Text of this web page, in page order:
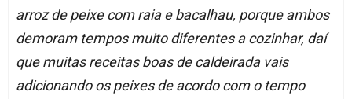
arroz de peixe com raia e bacalhau, porque ambos
demoram tempos muito diferentes a cozinhar, daí
que muitas receitas boas de caldeirada vais
adicionando os peixes de acordo com o tempo